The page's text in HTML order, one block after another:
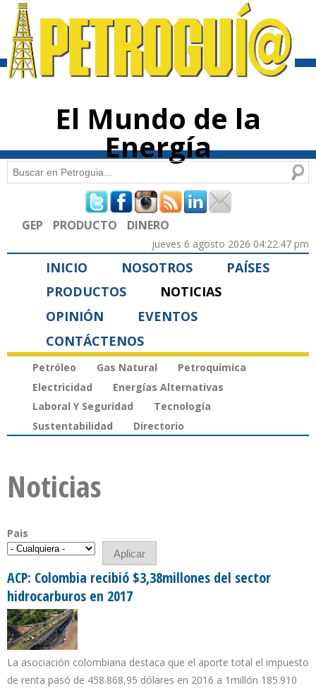
contenido
El Mundo de la
Energía
Formulario de búsqueda
Buscar
GEP PRODUCTO DINERO
jueves 6 agosto 2026 04:22:47 pm
INICIO NOSOTROS
PAÍSES
PRODUCTOS
NOTICIAS
OPINIÓN
EVENTOS
CONTÁCTENOS
Petróleo Gas Natural
Petroquímica
Electricidad
Energías Alternativas
Laboral Y Seguridad
Tecnología
Sustentabilidad
Directorio
Noticias
Pais
ACP: Colombia recibió $3,38millones del sector
hidrocarburos en 2017
La asociación colombiana destaca que el aporte total el impuesto
de renta pasó de 458.868,95 dólares en 2016 a 1millón 185.910